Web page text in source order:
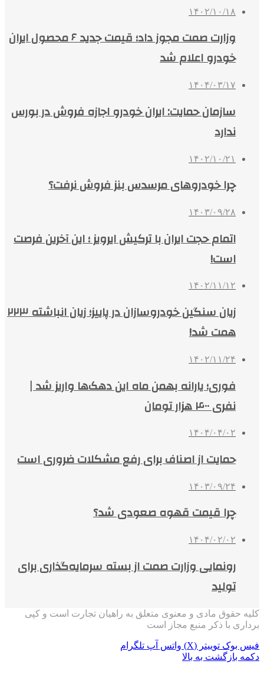
۱۴۰۲/۱۰/۱۸
وزارت صمت مجوز داد؛ قیمت جدید ۶ محصول ایران
خودرو اعلام شد
۱۴۰۴/۰۳/۱۷
سازمان حمایت: ایران خودرو اجازه فروش در بورس
ندارد
۱۴۰۲/۱۰/۲۱
چرا خودروهای مرسدس بنز فروش نرفت؟
۱۴۰۳/۰۹/۲۸
اتمام حجت ایران با ترکیش ایرویز ؛ این آخرین فرصت
است!
۱۴۰۲/۱۱/۱۲
زیان سنگین خودروسازان در پاییز؛ زیان انباشته ۲۲۳
همت شد!
۱۴۰۲/۱۱/۲۴
فوری؛ یارانه بهمن ماه این دهک‌ها واریز شد |
نفری ۴۰۰ هزار تومان
۱۴۰۴/۰۴/۰۲
حمایت از اصناف برای رفع مشکلات ضروری است
۱۴۰۳/۰۹/۲۴
چرا قیمت قهوه صعودی شد؟
۱۴۰۴/۰۲/۰۲
رونمایی وزارت صمت از بسته سرمایه‌گذاری برای
تولید
کلیه حقوق مادی و معنوی متعلق به راهیان تجارت است و کپی
برداری با ذکر منبع مجاز است
فیس بوک توییتر (X) واتس آپ تلگرام
دکمه بازگشت به بالا